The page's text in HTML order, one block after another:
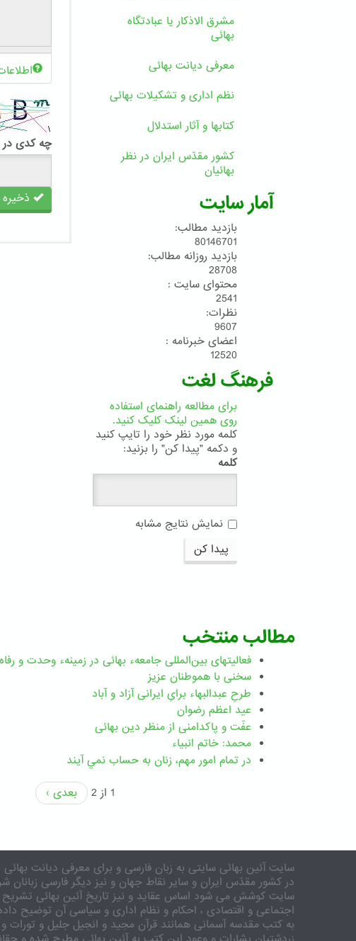
چه کدی در
ذخیره
مشرق الاذکار یا عبادتگاه
بهائی
معرفی دیانت بهائی
نظم اداری و تشکیلات بهائی
کتابها و آثار استدلال
کشور مقدّس ایران در نظر
بهائیان
آمار سایت
بازدید مطالب:
80146701
بازدید روزانه مطالب:
28708
محتوای سایت :
2541
نظرات:
9607
اعضای خبرنامه :
12520
فرهنگ لغت
برای مطالعه راهنمای استفاده
روی همین لینک کلیک کنید.
کلمه مورد نظر خود را تایپ کنید
و دکمه "پیدا کن" را بزنید:
کلمه
نمایش نتایج مشابه
پیدا کن
مطالب منتخب
فعالیتهای بین‌المللی جامعهء بهائی در زمینهء وحدت و
سخنی با هموطنان عزیز
طرحِ عبدالبهاء برایِ ایرانی آزاد و آباد
عید اعظم رضوان
عفّت و پاکدامنی از منظر دین بهائی
محمد: خاتم انبیاء
در تمام امور مهم،‌ زنان به حساب نمي آيند
1 از 2
بعدی ›
سایت آئین بهائی سایتی به زبان فارسی و برای معرفی دیانت بهائی
در کشور مقدّس ایران و سایر نقاط جهان و نیز دیگر فارسی زبانان
سایت کوشش می شود اساس عقاید و نیز تاریخ آئین بهائی تشریح
اجتماعی و اقتصادی ، احکام و نظام اداری و سیاسی آن توضیح
به کتب مقدسه آسمانی همانند قرآن مجید و انجیل جلیل و تورات